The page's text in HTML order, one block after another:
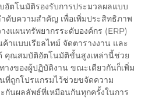
อัตโนมัติรองรับการประมวลผลแบบ
ดับความสำคัญ เพื่อเพิ่มประสิทธิภาพ
งแผนทรัพยากรระดับองค์กร (ERP)
าแบบเรียลไทม์ จัดตารางงาน และ
คุณสมบัติอัตโนมัติขั้นสูงเหล่านี้ช่วย
างของผู้ปฏิบัติงาน ขณะเดียวกันก็เพิ่ม
ที่ถูกโปรแกรมไว้ช่วยขจัดความ
กันผลลัพธ์ที่เหมือนกันทุกครั้งในการ